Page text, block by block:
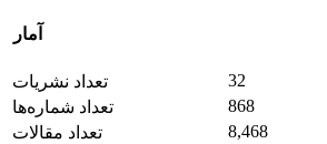
آمار
تعداد نشریات
32
تعداد شماره‌ها
868
تعداد مقالات
8,468